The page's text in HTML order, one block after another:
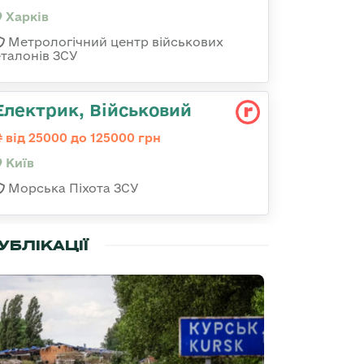
Харків
Метрологічний центр військових
ЗСУ
Військовий
від 25000 до 125000 грн
Київ
Морська Піхота ЗСУ